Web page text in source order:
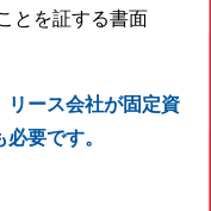
とを証する書面
リース会社が固定資
要です。